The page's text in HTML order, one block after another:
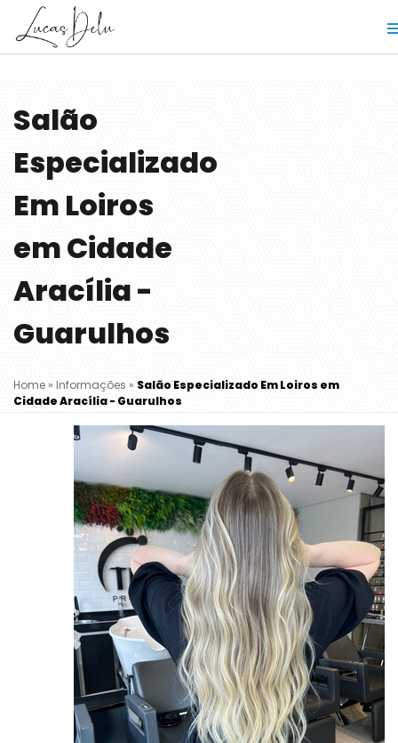
Salão
Especializado
Em Loiros
em Cidade
Aracília -
Guarulhos
Home» Informações » Salão Especializado Em Loiros em
Cidade Aracília - Guarulhos